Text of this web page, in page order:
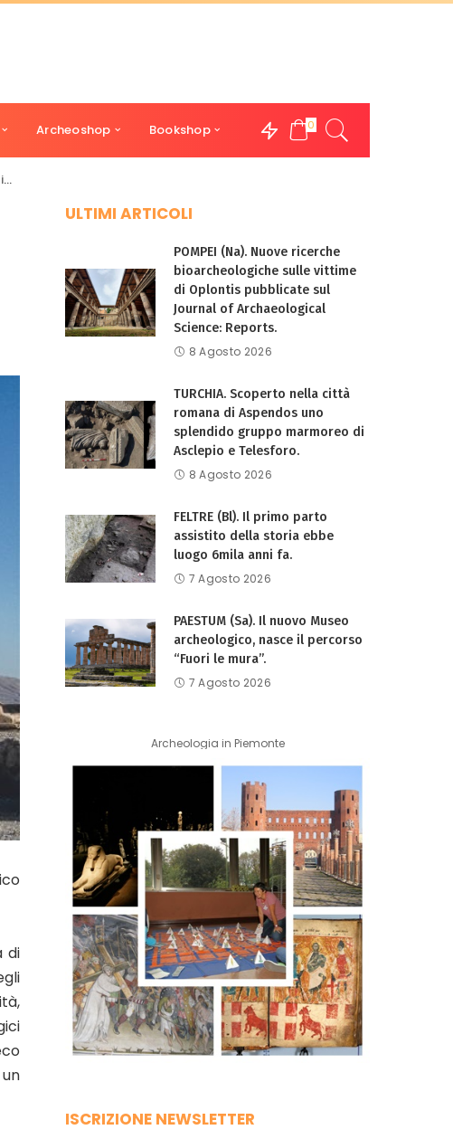
Archeoshop Bookshop 0
di
ULTIMI ARTICOLI
POMPEI (Na). Nuove ricerche
bioarcheologiche sulle vittime
di Oplontis pubblicate sul
Journal of Archaeological
Science: Reports.
8 Agosto 2026
TURCHIA. Scoperto nella città
romana di Aspendos uno
splendido gruppo marmoreo di
Asclepio e Telesforo.
8 Agosto 2026
FELTRE (Bl). Il primo parto
assistito della storia ebbe
luogo 6mila anni fa.
7 Agosto 2026
PAESTUM (Sa). Il nuovo Museo
archeologico, nasce il percorso
“Fuori le mura”.
7 Agosto 2026
Archeologia in Piemonte
ISCRIZIONE NEWSLETTER